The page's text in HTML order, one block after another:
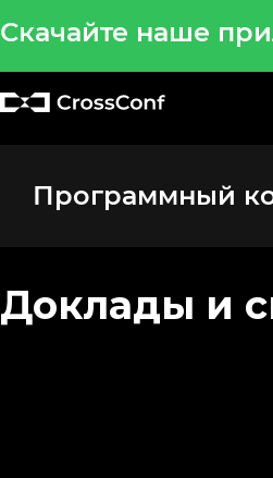
Скачайте наше
Программный
Доклады и